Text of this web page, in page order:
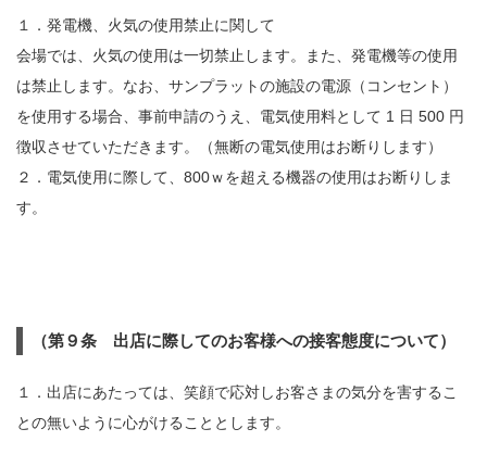
１．発電機、火気の使用禁止に関して
会場では、火気の使用は一切禁止します。また、発電機等の使用
は禁止します。なお、サンプラットの施設の電源（コンセント）
を使用する場合、事前申請のうえ、電気使用料として 1 日 500 円
徴収させていただきます。（無断の電気使用はお断りします）
２．電気使用に際して、800ｗを超える機器の使用はお断りしま
す。
（第９条 出店に際してのお客様への接客態度について）
１．出店にあたっては、笑顔で応対しお客さまの気分を害するこ
との無いように心がけることとします。